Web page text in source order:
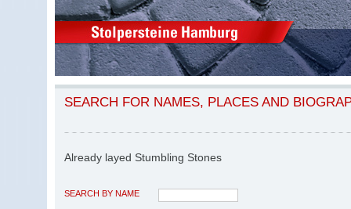
SEARCH FOR NAMES, PLACES AND
Already layed Stumbling Stones
SEARCH BY NAME